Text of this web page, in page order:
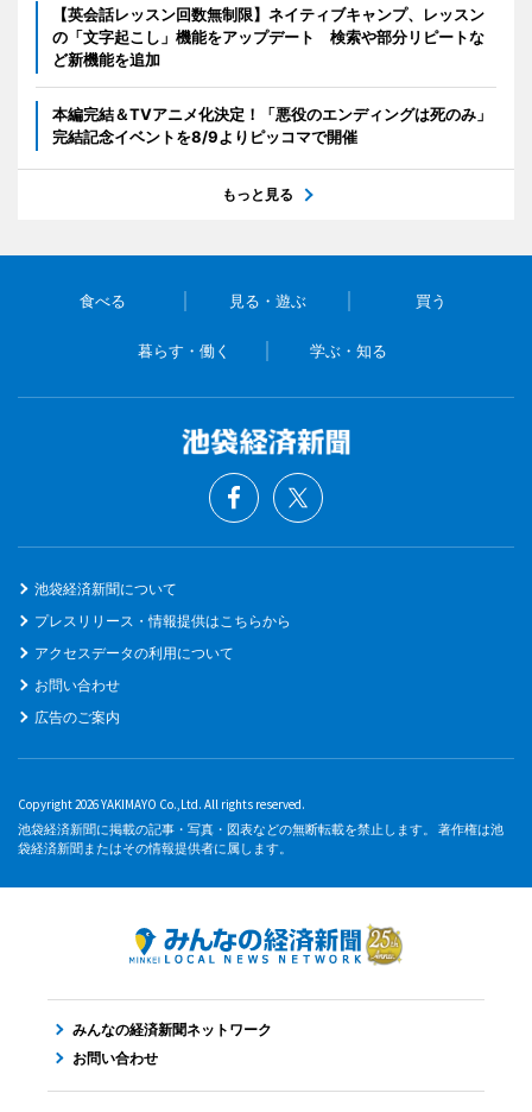
【英会話レッスン回数無制限】ネイティブキャンプ、レッスン
の「文字起こし」機能をアップデート 検索や部分リピートな
ど新機能を追加
本編完結＆TVアニメ化決定！「悪役のエンディングは死のみ」
完結記念イベントを8/9よりピッコマで開催
もっと見る
食べる 見る・遊ぶ 買う
暮らす・働く 学ぶ・知る
池袋経済新聞について
プレスリリース・情報提供はこちらから
アクセスデータの利用について
お問い合わせ
広告のご案内
Copyright 2026 YAKIMAYO Co.,Ltd. All rights reserved.
池袋経済新聞に掲載の記事・写真・図表などの無断転載を禁止します。 著作権は池
袋経済新聞またはその情報提供者に属します。
みんなの経済新聞ネットワーク
お問い合わせ